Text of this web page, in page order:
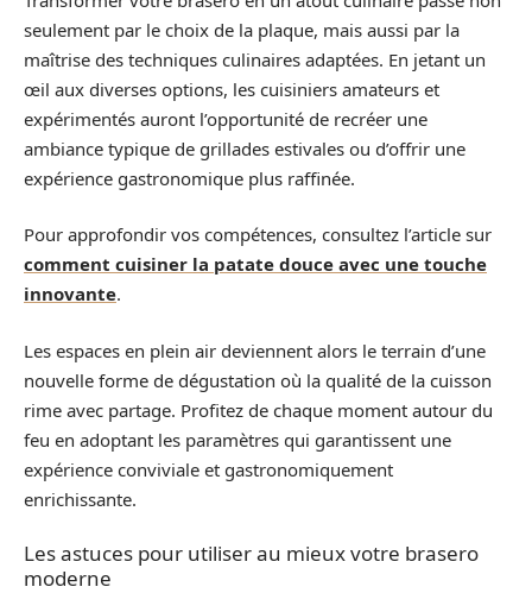
seulement par le choix de la plaque, mais aussi par la
maîtrise des techniques culinaires adaptées. En jetant un
œil aux diverses options, les cuisiniers amateurs et
expérimentés auront l’opportunité de recréer une
ambiance typique de grillades estivales ou d’offrir une
expérience gastronomique plus raffinée.
Pour approfondir vos compétences, consultez l’article sur
comment cuisiner la patate douce avec une touche
innovante.
Les espaces en plein air deviennent alors le terrain d’une
nouvelle forme de dégustation où la qualité de la cuisson
rime avec partage. Profitez de chaque moment autour du
feu en adoptant les paramètres qui garantissent une
expérience conviviale et gastronomiquement
enrichissante.
Les astuces pour utiliser au mieux votre brasero
moderne